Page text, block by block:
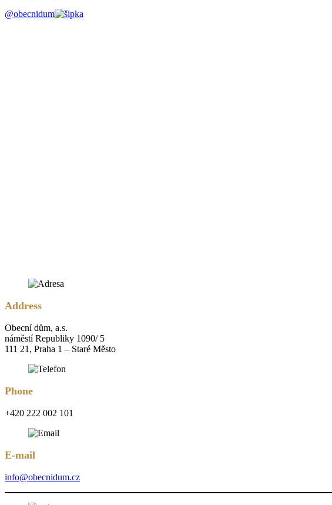
@obecnidum
Address
Obecní dům, a.s.
náměstí Republiky 1090/ 5
111 21, Praha 1 – Staré Město
Phone
+420 222 002 101
E-mail
info@obecnidum.cz